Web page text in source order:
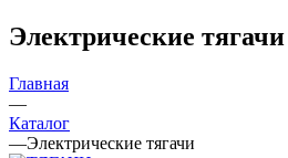
Электрические тягачи
Главная
—
Каталог
—Электрические тягачи